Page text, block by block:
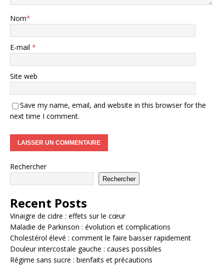
Nom*
E-mail *
Site web
Save my name, email, and website in this browser for the
next time I comment.
Rechercher
Rechercher
Recent Posts
Vinaigre de cidre : effets sur le cœur
Maladie de Parkinson : évolution et complications
Cholestérol élevé : comment le faire baisser rapidement
Douleur intercostale gauche : causes possibles
Régime sans sucre : bienfaits et précautions